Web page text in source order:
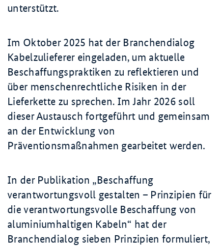
unterstützt.
Im Oktober 2025 hat der Branchendialog
Kabelzulieferer eingeladen, um aktuelle
Beschaffungspraktiken zu reflektieren und
über menschenrechtliche Risiken in der
Lieferkette zu sprechen. Im Jahr 2026 soll
dieser Austausch fortgeführt und gemeinsam
an der Entwicklung von
Präventionsmaßnahmen gearbeitet werden.
In der Publikation „Beschaffung
verantwortungsvoll gestalten – Prinzipien für
die verantwortungsvolle Beschaffung von
aluminiumhaltigen Kabeln“ hat der
Branchendialog sieben Prinzipien formuliert,